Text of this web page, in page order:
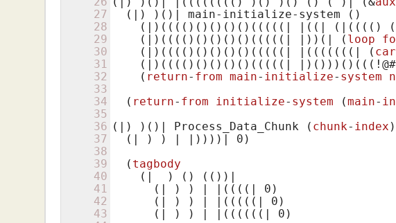
27
28
29
30
31
32
33
34
35
36
37
38
39
40
41
42
43
(|)
) () | main-initialize-system
()
(|) (((() () () () () (((((| |((| (|(((()
(|) (((() () () () () (((((| |) ) (| ( loop
(|) (((() () () () () (((((| |(((((((| ( car
(|) (((() () () () () (((((| |) () )) ()
( return- from main- initialize- system
( return- from initialize- system (main-
(|)
) () | Process_Data_Chunk ( chunk- index )
(| )
) | |))))| 0 )
( tagbody
    (|  )
() (() )|
(| )
) | | ((((| 0)
(| )
) | | (((((| 0)
(| )
) | | ((((((| 0)